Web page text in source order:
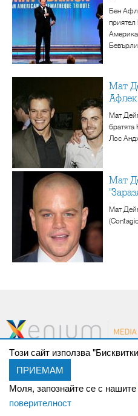
Бен
Мат Деймън с братята Кейси и Бен
Афлек
Мат
Лос
Мат Деймън на премиерата на
Мат
Tози сайт използва
ПРИЕМАМ
Моля, запознайте се с нашите
поверителност
За нас
Новини